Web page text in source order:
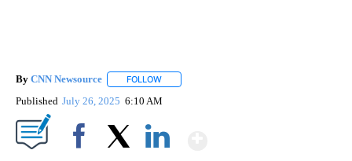
By CNN Newsource FOLLOW
Published July 26, 2025 6:10 AM